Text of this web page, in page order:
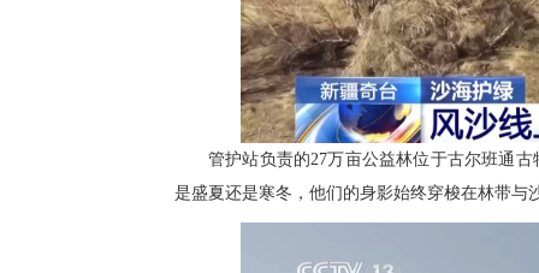
管护站负责的27万亩公益林位于古尔班通
是盛夏还是寒冬，他们的身影始终穿梭在林带与